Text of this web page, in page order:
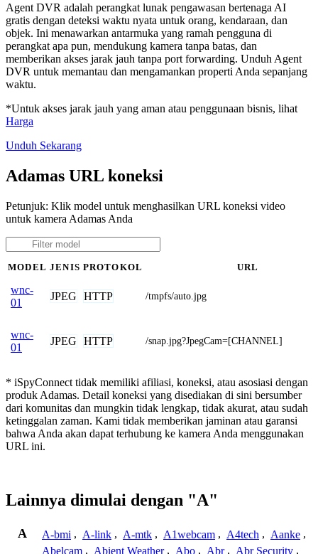
Agent DVR adalah perangkat lunak pengawasan bertenaga AI
gratis dengan deteksi waktu nyata untuk orang, kendaraan, dan
objek. Ini menawarkan antarmuka yang ramah pengguna di
perangkat apa pun, mendukung kamera tanpa batas, dan
memberikan akses jarak jauh tanpa port forwarding. Unduh Agent
DVR untuk memantau dan mengamankan properti Anda sepanjang
waktu.
*Untuk akses jarak jauh yang aman atau penggunaan bisnis, lihat
Harga
Unduh Sekarang
Adamas URL koneksi
Petunjuk: Klik model untuk menghasilkan URL koneksi video
untuk kamera Adamas Anda
MODEL JENIS PROTOKOL URL
wnc-
01
JPEG HTTP /tmpfs/auto.jpg
wnc-
01
JPEG HTTP /snap.jpg?JpegCam=[CHANNEL]
* iSpyConnect tidak memiliki afiliasi, koneksi, atau asosiasi dengan
produk Adamas. Detail koneksi yang disediakan di sini bersumber
dari komunitas dan mungkin tidak lengkap, tidak akurat, atau sudah
ketinggalan zaman. Kami tidak memberikan jaminan atau garansi
bahwa Anda akan dapat terhubung ke kamera Anda menggunakan
URL ini.
Lainnya dimulai dengan "A"
A A-bmi , A-link , A-mtk , A1webcam , A4tech , Aanke ,
Abelcam , Abient Weather , Abo , Abr , Abr Security ,